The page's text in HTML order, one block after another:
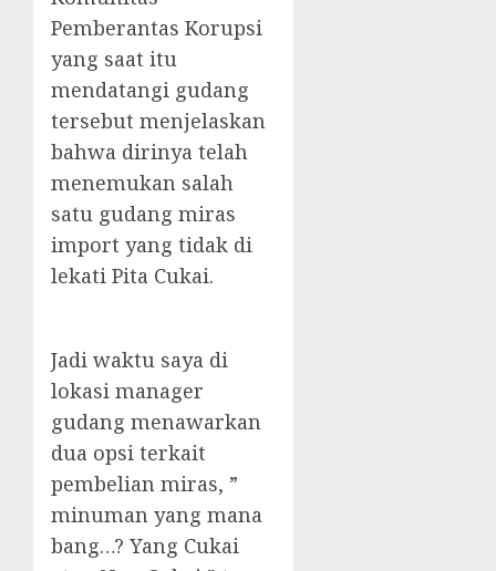
Pemberantas Korupsi
yang saat itu
mendatangi gudang
tersebut menjelaskan
bahwa dirinya telah
menemukan salah
satu gudang miras
import yang tidak di
lekati Pita Cukai.
Jadi waktu saya di
lokasi manager
gudang menawarkan
dua opsi terkait
pembelian miras, ”
minuman yang mana
bang…? Yang Cukai